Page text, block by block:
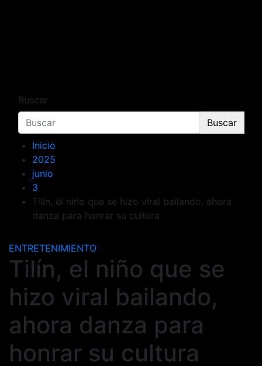
Buscar
Buscar
Inicio
2025
junio
3
Tilín, el niño que se hizo viral bailando, ahora
danza para honrar su cultura
ENTRETENIMIENTO
Tilín, el niño que se
hizo viral bailando,
ahora danza para
honrar su cultura